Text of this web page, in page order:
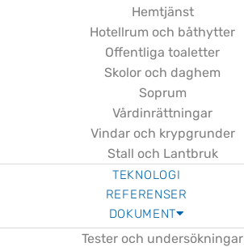
Hemtjänst
Hotellrum och båthytter
Offentliga toaletter
Skolor och daghem
Soprum
Vårdinrättningar
Vindar och krypgrunder
Stall och Lantbruk
TEKNOLOGI
REFERENSER
DOKUMENT
Tester och undersökningar